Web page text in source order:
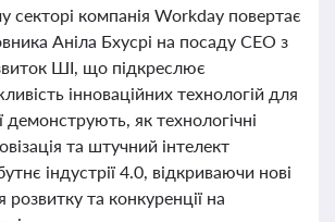
секторі компанія Workday повертає
Аніла Бхусрі на посаду CEO з
ШІ, що підкреслює
інноваційних технологій для
демонструють, як технологічні
та штучний інтелект
індустрії 4.0, відкриваючи нові
та конкуренції на